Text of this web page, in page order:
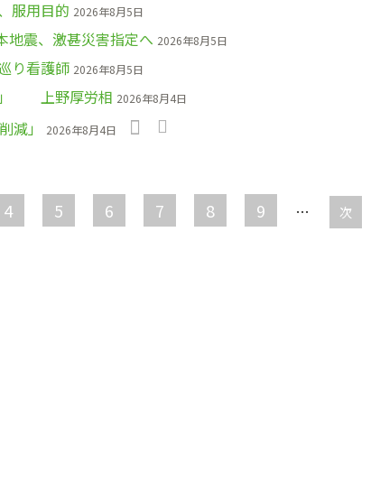
服用目的 2026年8月5日
震、激甚災害指定へ 2026年8月5日
り看護師 2026年8月5日
」 上野厚労相 2026年8月4日
減」 2026年8月4日
4 5 6 7 8 9 … 次